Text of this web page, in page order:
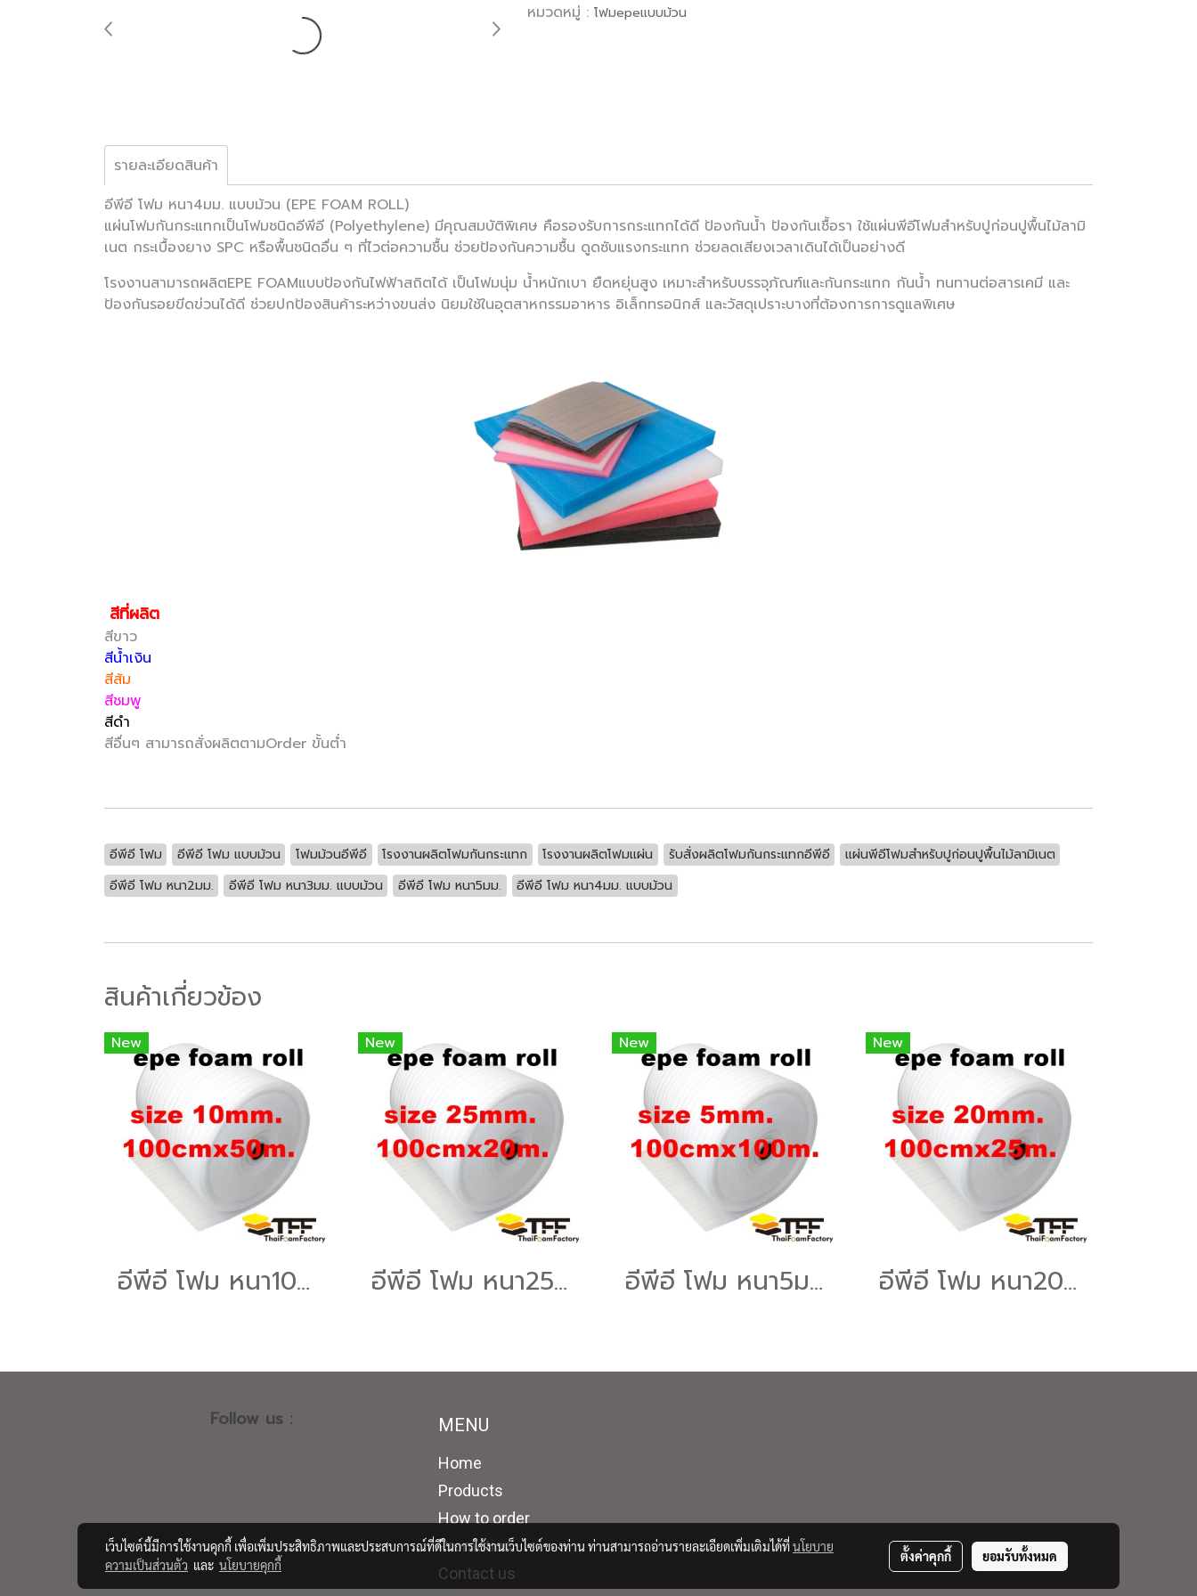
หมวดหมู่ : โฟมepeแบบม้วน
รายละเอียดสินค้า
อีพีอี โฟม หนา4มม. แบบม้วน (EPE FOAM ROLL)
แผ่นโฟมกันกระแทกเป็นโฟมชนิดอีพีอี (Polyethylene) มีคุณสมบัติพิเศษ คือรองรับการกระแทกได้ดี ป้องกันน้ำ ป้องกันเชื้อรา ใช้แผ่นพีอีโฟมสำหรับปูก่อนปูพื้นไม้ลามิ
เนต กระเบื้องยาง SPC หรือพื้นชนิดอื่น ๆ ที่ไวต่อความชื้น ช่วยป้องกันความชื้น ดูดซับแรงกระแทก ช่วยลดเสียงเวลาเดินได้เป็นอย่างดี
โรงงานสามารถผลิตEPE FOAMแบบป้องกันไฟฟ้าสถิตได้ เป็นโฟมนุ่ม น้ำหนักเบา ยืดหยุ่นสูง เหมาะสำหรับบรรจุภัณฑ์และกันกระแทก กันน้ำ ทนทานต่อสารเคมี และ
ป้องกันรอยขีดข่วนได้ดี ช่วยปกป้องสินค้าระหว่างขนส่ง นิยมใช้ในอุตสาหกรรมอาหาร อิเล็กทรอนิกส์ และวัสดุเปราะบางที่ต้องการการดูแลพิเศษ
สีที่ผลิต
สีขาว
สีน้ำเงิน
สีส้ม
สีชมพู
สีดำ
สีอื่นๆ สามารถสั่งผลิตตามOrder ขั้นต่ำ
อีพีอี โฟม อีพีอี โฟม แบบม้วน โฟมม้วนอีพีอี โรงงานผลิตโฟมกันกระแทก โรงงานผลิตโฟมแผ่น รับสั่งผลิตโฟมกันกระแทกอีพีอี
แผ่นพีอีโฟมสำหรับปูก่อนปูพื้นไม้ลามิเนต
อีพีอี โฟม หนา2มม.
อีพีอี โฟม หนา3มม. แบบม้วน อีพีอี โฟม หนา5มม. อีพีอี โฟม หนา4มม. แบบม้วน
สินค้าเกี่ยวข้อง
New
อีพีอี โฟม หนา10มม. แบบม้วน (EPE FOAM ROLL)
New
อีพีอี โฟม หนา25มม. แบบม้วน (EPE FOAM ROLL)
New
อีพีอี โฟม หนา5มม. แบบม้วน (EPE FOAM ROLL)
New
อีพีอี โฟม หนา20มม. แบบม้วน (EPE FOAM ROLL)
Follow us : MENU
Home
Products
How to order
Promotion
Contact us
เว็บไซต์นี้มีการใช้งานคุกกี้ เพื่อเพิ่มประสิทธิภาพและประสบการณ์ที่ดีในการใช้งานเว็บไซต์ของท่าน ท่านสามารถอ่านรายละเอียดเพิ่มเติมได้ที่นโยบาย
ความเป็นส่วนตัว และ นโยบายคุกกี้
ตั้งค่าคุกกี้ ยอมรับทั้งหมด